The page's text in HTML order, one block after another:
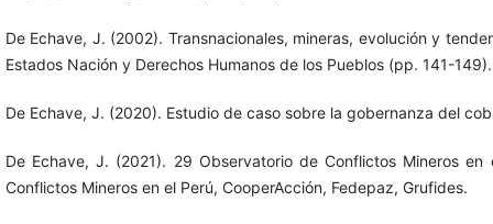
De Echave, J. (2002). Transnacionales, mineras, evolución y
Estados Nación y Derechos Humanos de los Pueblos (pp. 141-
De Echave, J. (2020). Estudio de caso sobre la gobernanza del
De Echave, J. (2021). 29 Observatorio de Conflictos Mineros en
Conflictos Mineros en el Perú, CooperAcción, Fedepaz, Grufides.